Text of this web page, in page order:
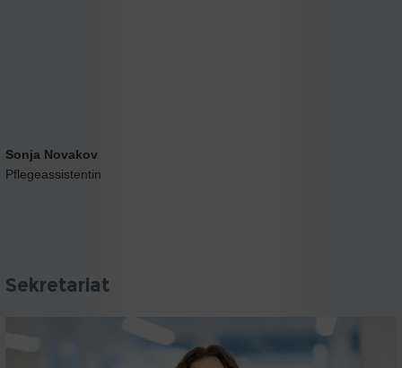
Sonja Novakov
Pflegeassistentin
Sekretariat